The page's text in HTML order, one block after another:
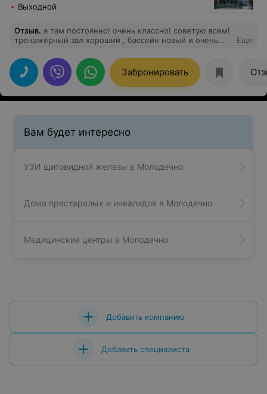
Выходной
Отзыв. я там постоянно! очень классно! советую всем!
тренажёрный зал хороший , бассейн новый и очень
Еще
Забронировать
Вам будет интересно
УЗИ щитовидной железы в Молодечно
Дома престарелых и инвалидов в Молодечно
Медицинские центры в Молодечно
Добавить компанию
Добавить специалиста